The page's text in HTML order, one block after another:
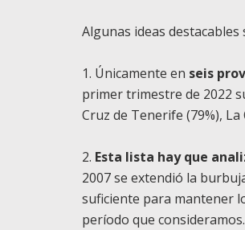
Algunas ideas
1. Únicamente en seis
primer trimestre de 2022
Cruz de Tenerife (79%), La
2. Esta lista hay que
2007 se extendió la
suficiente para mantener
período que